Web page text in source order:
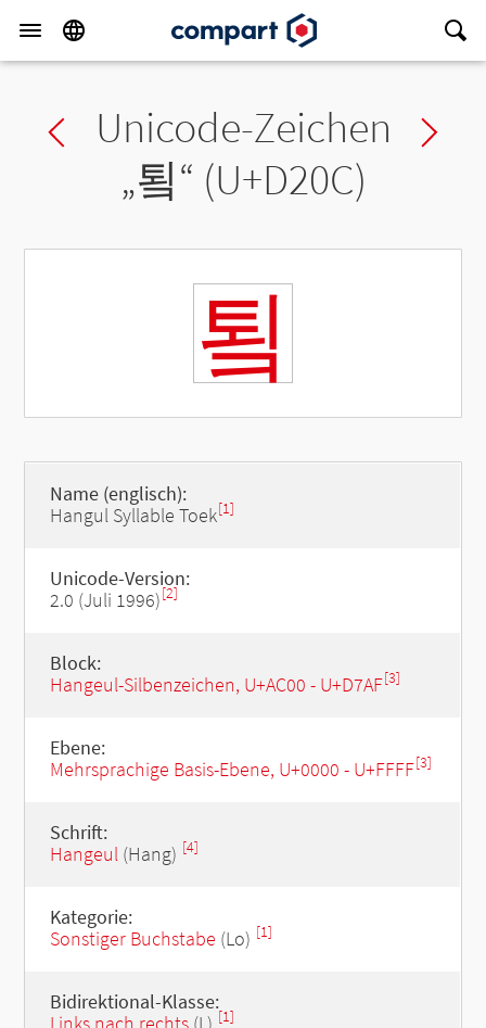
Previous char
Unicode-Zeichen
„툌“ (U+D20C)
툌
Name (englisch):
Hangul Syllable Toek[1]
Unicode-Version:
2.0 (Juli 1996)[2]
Block:
Hangeul-Silbenzeichen, U+AC00 - U+D7AF[3]
Ebene:
Mehrsprachige Basis-Ebene, U+0000 - U+FFFF[3]
Schrift:
Hangeul(Hang) [4]
Kategorie:
Sonstiger Buchstabe (Lo) [1]
Bidirektional-Klasse:
[1]